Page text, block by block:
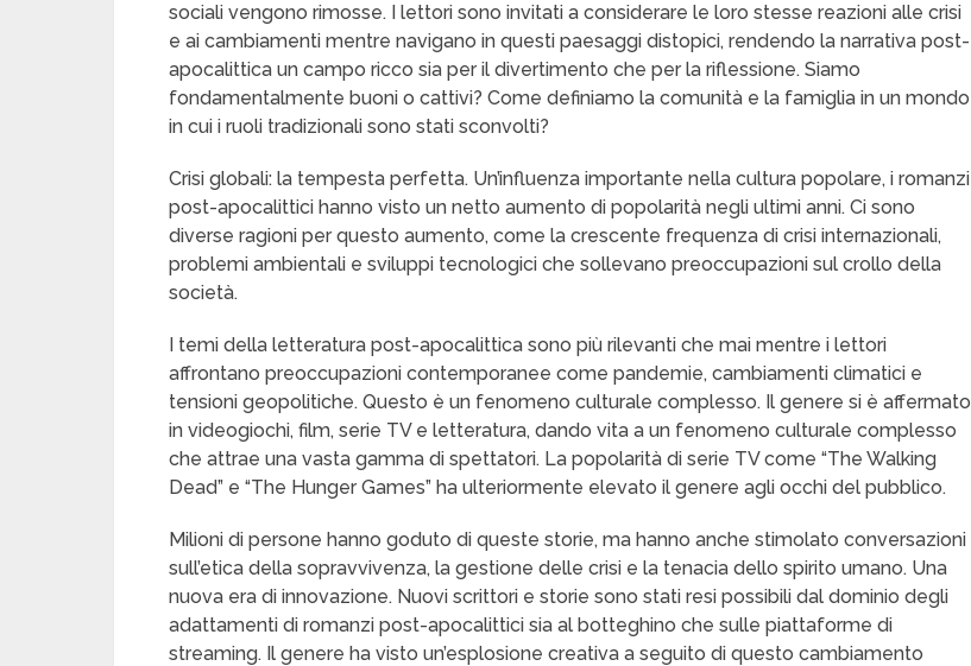
sociali vengono rimosse. I lettori sono invitati a considerare le loro stesse reazioni alle crisi
e ai cambiamenti mentre navigano in questi paesaggi distopici, rendendo la narrativa post-
apocalittica un campo ricco sia per il divertimento che per la riflessione. Siamo
fondamentalmente buoni o cattivi? Come definiamo la comunità e la famiglia in un mondo
in cui i ruoli tradizionali sono stati sconvolti?
Crisi globali: la tempesta perfetta. Un’influenza importante nella cultura popolare, i romanzi
post-apocalittici hanno visto un netto aumento di popolarità negli ultimi anni. Ci sono
diverse ragioni per questo aumento, come la crescente frequenza di crisi internazionali,
problemi ambientali e sviluppi tecnologici che sollevano preoccupazioni sul crollo della
società.
I temi della letteratura post-apocalittica sono più rilevanti che mai mentre i lettori
affrontano preoccupazioni contemporanee come pandemie, cambiamenti climatici e
tensioni geopolitiche. Questo è un fenomeno culturale complesso. Il genere si è affermato
in videogiochi, film, serie TV e letteratura, dando vita a un fenomeno culturale complesso
che attrae una vasta gamma di spettatori. La popolarità di serie TV come “The Walking
Dead” e “The Hunger Games” ha ulteriormente elevato il genere agli occhi del pubblico.
Milioni di persone hanno goduto di queste storie, ma hanno anche stimolato conversazioni
sull’etica della sopravvivenza, la gestione delle crisi e la tenacia dello spirito umano. Una
nuova era di innovazione. Nuovi scrittori e storie sono stati resi possibili dal dominio degli
adattamenti di romanzi post-apocalittici sia al botteghino che sulle piattaforme di
streaming. Il genere ha visto un’esplosione creativa a seguito di questo cambiamento